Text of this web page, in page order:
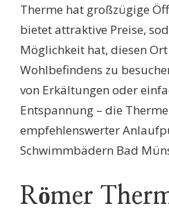
Therme hat großzügige
bietet attraktive Preise,
Möglichkeit hat, diesen
Wohlbefindens zu
von Erkältungen oder
Entspannung – die
empfehlenswerter
Schwimmbädern Bad
Römer